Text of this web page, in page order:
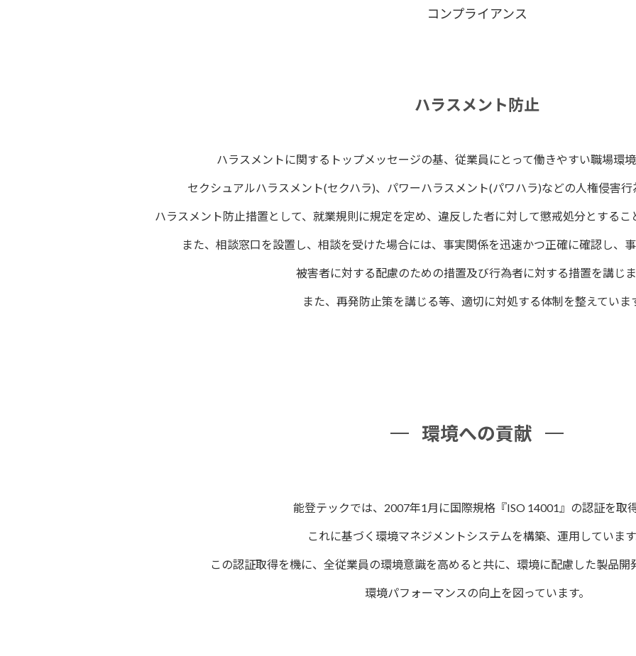
コンプライアンス
ハラスメント防止
ハラスメントに関するトップメッセージの基、従業員にとって働きやすい職場環境
セクシュアルハラスメント(セクハラ)、パワーハラスメント(パワハラ)などの人権侵害行
ハラスメント防止措置として、就業規則に規定を定め、違反した者に対して懲戒処分とするこ
また、相談窓口を設置し、相談を受けた場合には、事実関係を迅速かつ正確に確認し、
被害者に対する配慮のための措置及び行為者に対する措置を講じま
また、再発防止策を講じる等、適切に対処する体制を整えていま
環境への貢献
能登テックでは、2007年1月に国際規格『ISO 14001』の認証を取得
これに基づく環境マネジメントシステムを構築、運用しています
この認証取得を機に、全従業員の環境意識を高めると共に、環境に配慮した製品開
環境パフォーマンスの向上を図っています。